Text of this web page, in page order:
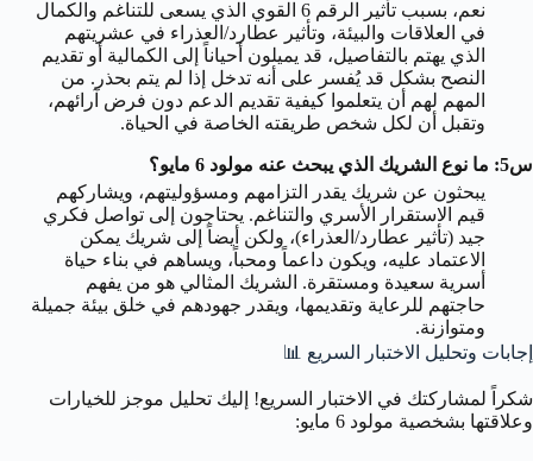
نعم، بسبب تأثير الرقم 6 القوي الذي يسعى للتناغم والكمال
في العلاقات والبيئة، وتأثير عطارد/العذراء في عشريتهم
الذي يهتم بالتفاصيل، قد يميلون أحياناً إلى الكمالية أو تقديم
النصح بشكل قد يُفسر على أنه تدخل إذا لم يتم بحذر. من
المهم لهم أن يتعلموا كيفية تقديم الدعم دون فرض آرائهم،
وتقبل أن لكل شخص طريقته الخاصة في الحياة.
س5: ما نوع الشريك الذي يبحث عنه مولود 6 مايو؟
يبحثون عن شريك يقدر التزامهم ومسؤوليتهم، ويشاركهم
قيم الاستقرار الأسري والتناغم. يحتاجون إلى تواصل فكري
جيد (تأثير عطارد/العذراء)، ولكن أيضاً إلى شريك يمكن
الاعتماد عليه، ويكون داعماً ومحباً، ويساهم في بناء حياة
أسرية سعيدة ومستقرة. الشريك المثالي هو من يفهم
حاجتهم للرعاية وتقديمها، ويقدر جهودهم في خلق بيئة جميلة
ومتوازنة.
إجابات وتحليل الاختبار السريع 📊
شكراً لمشاركتك في الاختبار السريع! إليك تحليل موجز للخيارات
وعلاقتها بشخصية مولود 6 مايو: